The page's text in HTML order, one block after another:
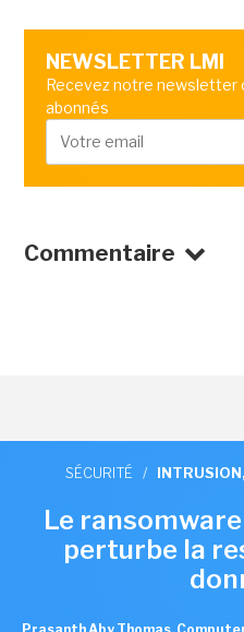
NEWSLETTER LMI
Recevez notre newsletter
abonnés
Commentaire
SÉCURITÉ /
Le
perturbe la